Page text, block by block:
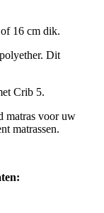
16 cm dik.
Dit
Crib 5.
matras voor uw
matrassen.